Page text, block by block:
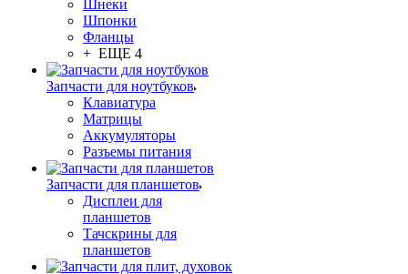
Шнеки
Шпонки
Фланцы
+ ЕЩЕ 4
Запчасти для ноутбуков
Клавиатура
Матрицы
Аккумуляторы
Разъемы питания
Запчасти для планшетов
Дисплеи для
планшетов
Тачскрины для
планшетов